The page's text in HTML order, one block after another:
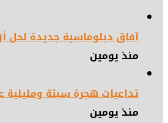
آفاق دبلوماسية جديدة لحل
منذ يومين
تداعيات هجرة سبتة ومليلية
منذ يومين